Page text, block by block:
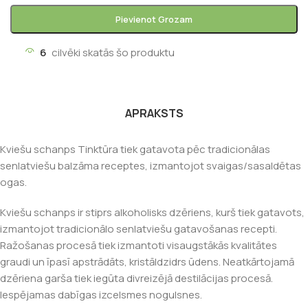
Pievienot Grozam
6 cilvēki skatās šo produktu
APRAKSTS
Kviešu schanps Tinktūra tiek gatavota pēc tradicionālas
senlatviešu balzāma receptes, izmantojot svaigas/sasaldētas
ogas.
Kviešu schanps ir stiprs alkoholisks dzēriens, kurš tiek gatavots,
izmantojot tradicionālo senlatviešu gatavošanas recepti.
Ražošanas procesā tiek izmantoti visaugstākās kvalitātes
graudi un īpasī apstrādāts, kristāldzidrs ūdens. Neatkārtojamā
dzēriena garša tiek iegūta divreizējā destilācijas procesā.
Iespējamas dabīgas izcelsmes nogulsnes.